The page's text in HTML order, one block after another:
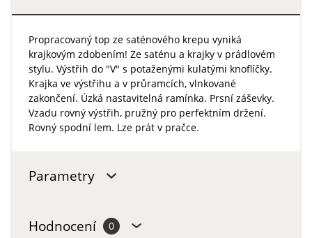
Propracovaný top ze saténového krepu vyniká
krajkovým zdobením! Ze saténu a krajky v prádlovém
stylu. Výstřih do "V" s potaženými kulatými knoflíčky.
Krajka ve výstřihu a v průramcích, vlnkované
zakončení. Úzká nastavitelná ramínka. Prsní záševky.
Vzadu rovný výstřih, pružný pro perfektním držení.
Rovný spodní lem. Lze prát v pračce.
Parametry
Hodnocení 0